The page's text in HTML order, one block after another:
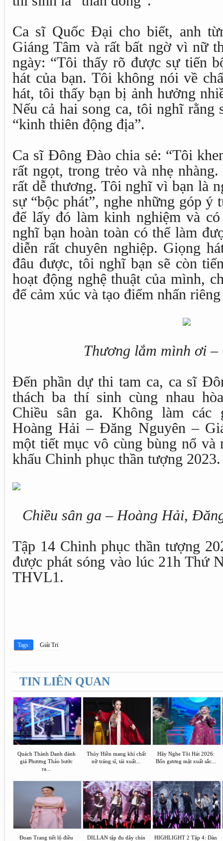
Ca sĩ Quốc Đại cho biết, anh
Giáng Tâm và rất bất ngờ vì nữ
ngày: “Tôi thấy rõ được sự tiến
hát của bạn. Tôi không nói về
hát, tôi thấy bạn bị ảnh hưởng
Nếu cả hai song ca, tôi nghĩ rằng
“kinh thiên động địa”.
Ca sĩ Đông Đào chia sẻ: “Tôi
rất ngọt, trong trẻo và nhẹ
rất dễ thương. Tôi nghĩ vì bạn là
sự “bộc phát”, nghe những góp
để lấy đó làm kinh nghiệm và
nghĩ bạn hoàn toàn có thể làm
diễn rất chuyên nghiệp. Giọng
đâu được, tôi nghĩ bạn sẽ còn
hoạt động nghệ thuật của mình,
để cảm xúc và tạo điểm nhấn
Thương lắm mình ơi –
Đến phần dự thi tam ca, ca sĩ
thách ba thí sinh cùng nhau
Chiều sân ga. Không làm các
Hoàng Hải – Đăng Nguyên –
một tiết mục vô cùng bùng nổ và
khấu Chinh phục thần tượng 2023.
Chiều sân ga – Hoàng Hải,
Tập 14 Chinh phục thần tượng
được phát sóng vào lúc 21h Thứ
THVL1.
Tags: Giải Trí
TIN LIÊN QUAN
Quách Thành Danh đánh
giá Phương Thảo bước
ra...
Thúy Hiền mang khí chất
nữ tráng sĩ, tái xuất...
Hãy Nghe Tôi Hát 2026:
Bốn gương mặt xuất sắc...
Đoan Trang tiết lộ điều
DILLAN tập đu dây chín
HIGHLIGHT 2 Tập 4: Dàn